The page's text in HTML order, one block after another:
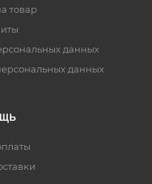
товар
данных
данных